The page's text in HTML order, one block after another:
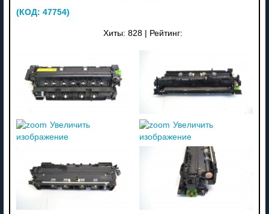
(КОД: 47754)
Хиты: 828 Рейтинг:
Увеличить
изображение
Увеличить
изображение